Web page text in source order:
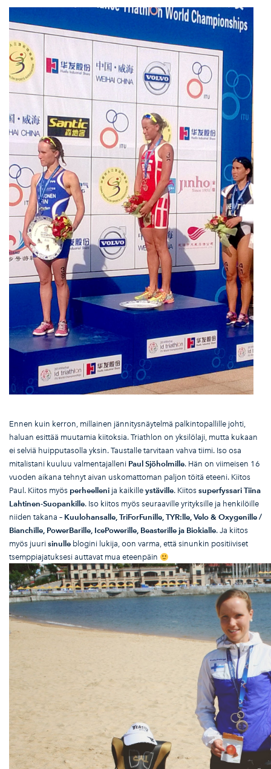
Ennen kuin kerron, millainen jännitysnäytelmä palkintopallille johti,
haluan esittää muutamia kiitoksia. Triathlon on yksilölaji, mutta kukaan
ei selviä huipputasolla yksin. Taustalle tarvitaan vahva tiimi. Iso osa
mitalistani kuuluu valmentajalleni Paul Sjöholmille. Hän on viimeisen 16
vuoden aikana tehnyt aivan uskomattoman paljon töitä eteeni. Kiitos
Paul. Kiitos myös perheelleni ja kaikille ystäville. Kiitos superfyssari Tiina
Lahtinen-Suopankille. Iso kiitos myös seuraaville yrityksille ja henkilöille
niiden takana – Kuulohansalle, TriForFunille, TYR:lle, Velo & Oxygenille /
Bianchille, PowerBarille, IcePowerille, Beasterille ja Biokialle. Ja kiitos
myös juuri sinulle blogini lukija, oon varma, että sinunkin positiiviset
tsemppiajatuksesi auttavat mua eteenpäin